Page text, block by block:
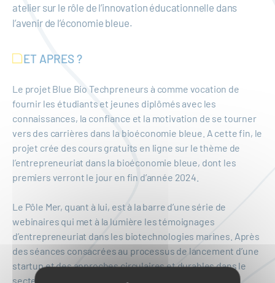
atelier sur le rôle de l’innovation éducationnelle dans
l’avenir de l’économie bleue.
ET APRES ?
Le projet Blue Bio Techpreneurs à comme vocation de
fournir les étudiants et jeunes diplômés avec les
connaissances, la confiance et la motivation de se tourner
vers des carrières dans la bioéconomie bleue. A cette fin, le
projet crée des cours gratuits en ligne sur le thème de
l’entrepreneuriat dans la bioéconomie bleue, dont les
premiers verront le jour en fin d’année 2024.
Le Pôle Mer, quant à lui, est à la barre d’une série de
webinaires qui met à la lumière les témoignages
d’entrepreneuriat dans les biotechnologies marines. Après
des séances consacrées au processus de lancement d’une
startup et des approches circulaires et durables dans le
secteur, les prochaines éditions s’adresseront à